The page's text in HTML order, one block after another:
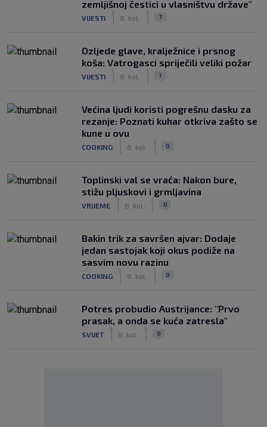
zemljišnoj čestici u vlasništvu države"
VIJESTI 8. kol. 7
Ozljede glave, kralježnice i prsnog
koša: Vatrogasci spriječili veliki požar
VIJESTI 8. kol. 1
Većina ljudi koristi pogrešnu dasku za
rezanje: Poznati kuhar otkriva zašto se
kune u ovu
COOKING 8. kol. 0
Toplinski val se vraća: Nakon bure,
stižu pljuskovi i grmljavina
VRIJEME 8. kol. 0
Bakin trik za savršen ajvar: Dodaje
jedan sastojak koji okus podiže na
sasvim novu razinu
COOKING 8. kol. 0
Potres probudio Austrijance: "Prvo
prasak, a onda se kuća zatresla"
SVIJET 8. kol. 0